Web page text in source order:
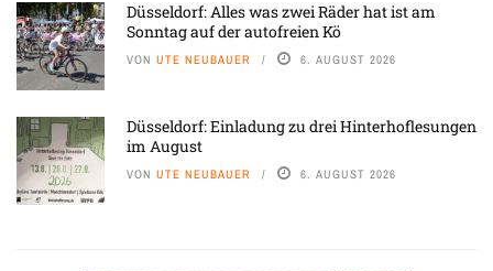
Düsseldorf: Alles was zwei Räder hat ist am
Sonntag auf der autofreien Kö
VON UTE NEUBAUER 6. AUGUST 2026
Düsseldorf: Einladung zu drei Hinterhoflesungen
im August
VON UTE NEUBAUER 6. AUGUST 2026